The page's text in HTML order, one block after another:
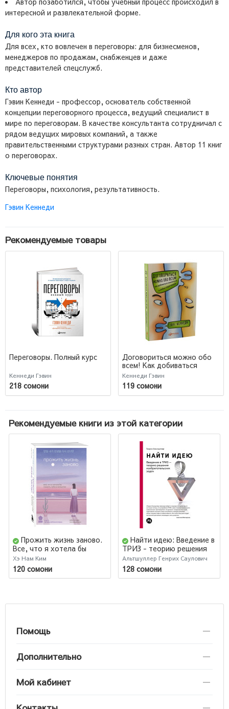
интересной и развлекательной форме.
Для кого эта книга
Для всех, кто вовлечен в переговоры: для бизнесменов,
менеджеров по продажам, снабженцев и даже
представителей спецслужб.
Кто автор
Гэвин Кеннеди - профессор, основатель собственной
концепции переговорного процесса, ведущий специалист в
мире по переговорам. В качестве консультанта сотрудничал с
рядом ведущих мировых компаний, а также
правительственными структурами разных стран. Автор 11 книг
о переговорах.
Ключевые понятия
Переговоры, психология, результативность.
Гэвин Кеннеди
Рекомендуемые товары
Переговоры. Полный курс
Кеннеди Гэвин
218 сомони
Договориться можно обо
всем! Как добиваться
максимума в любых
переговорах (М)
Кеннеди Гэвин
119 сомони
Рекомендуемые книги из этой категории
Прожить жизнь заново.
Все, что я хотела бы
сказать себе в прошлом
Хэ Нам Ким
120 сомони
Найти идею: Введение в
ТРИЗ - теорию решения
изобретательских задач
Альтшуллер Генрих Саулович
128 сомони
Помощь
Дополнительно
Мой кабинет